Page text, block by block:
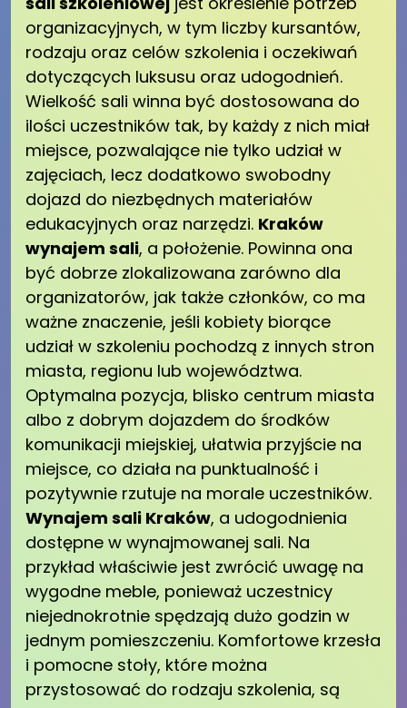
organizacyjnych, w tym liczby kursantów,
rodzaju oraz celów szkolenia i oczekiwań
dotyczących luksusu oraz udogodnień.
Wielkość sali winna być dostosowana do
ilości uczestników tak, by każdy z nich miał
miejsce, pozwalające nie tylko udział w
zajęciach, lecz dodatkowo swobodny
dojazd do niezbędnych materiałów
edukacyjnych oraz narzędzi. Kraków
wynajem sali, a położenie. Powinna ona
być dobrze zlokalizowana zarówno dla
organizatorów, jak także członków, co ma
ważne znaczenie, jeśli kobiety biorące
udział w szkoleniu pochodzą z innych stron
miasta, regionu lub województwa.
Optymalna pozycja, blisko centrum miasta
albo z dobrym dojazdem do środków
komunikacji miejskiej, ułatwia przyjście na
miejsce, co działa na punktualność i
pozytywnie rzutuje na morale uczestników.
Wynajem sali Kraków, a udogodnienia
dostępne w wynajmowanej sali. Na
przykład właściwie jest zwrócić uwagę na
wygodne meble, ponieważ uczestnicy
niejednokrotnie spędzają dużo godzin w
jednym pomieszczeniu. Komfortowe krzesła
i pomocne stoły, które można
przystosować do rodzaju szkolenia, są